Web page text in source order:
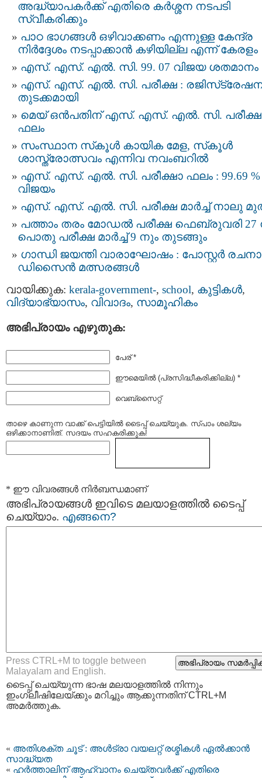
അദ്ധ്യാപകർക്ക് എതിരെ കർശ്ശന നടപടി
സ്വീകരിക്കും
പാഠ ഭാഗങ്ങള്‍ ഒഴിവാക്കണം എന്നുള്ള കേന്ദ്ര
നിര്‍ദ്ദേശം നടപ്പാക്കാന്‍ കഴിയില്ല എന്ന് കേരളം
എസ്. എസ്. എൽ. സി. 99. 07 വിജയ ശതമാനം
എസ്. എസ്. എല്‍. സി. പരീക്ഷ :
തുടക്കമായി
മെയ്‌ ഒൻപതിന്‌ എസ്. എസ്. എൽ. സി.
ഫലം
സംസ്ഥാന സ്‌കൂൾ കായിക മേള, സ്‌കൂൾ
ശാസ്ത്രോത്സവം എന്നിവ നവംബറിൽ
എസ്. എസ്. എല്‍. സി. പരീക്ഷാ ഫലം : 99.69 %
വിജയം
എസ്. എസ്. എൽ. സി. പരീക്ഷ മാർച്ച് നാലു
പത്താം തരം മോഡൽ പരീക്ഷ ഫെബ്രുവരി 27
പൊതു പരീക്ഷ മാർച്ച് 9 നും തുടങ്ങും
ഗാന്ധി ജയന്തി വാരാഘോഷം : പോസ്റ്റര്‍ രചനാ
ഡിസൈന്‍ മത്സരങ്ങള്‍
വായിക്കുക: kerala-government-, school, കുട്ടികള്‍,
വിദ്യാഭ്യാസം, വിവാദം, സാമൂഹികം
അഭിപ്രായം എഴുതുക:
പേര് *
ഈമെയില്‍ (പ്രസിദ്ധീകരിക്കില്ല) *
വെബ്സൈറ്റ്
താഴെ കാണുന്ന വാക്ക് പെട്ടിയില്‍ ടൈപ്പ്‌ ചെയ്യുക. സ്പാം ശല്യം
ഒഴിക്കാനാണിത്. സദയം സഹകരിക്കുക!
* ഈ വിവരങ്ങള്‍ നിര്‍ബന്ധമാണ്
അഭിപ്രായങ്ങള്‍ ഇവിടെ മലയാളത്തില്‍ ടൈപ്പ്
ചെയ്യാം. എങ്ങനെ?
Press CTRL+M to toggle between
Malayalam and English.
ടൈപ്പ്‌ ചെയ്യുന്ന ഭാഷ മലയാളത്തില്‍ നിന്നും
ഇംഗ്ലീഷിലേയ്ക്കും മറിച്ചും ആക്കുന്നതിന് CTRL+M
അമര്‍ത്തുക.
« അതിശക്ത ചൂട് : അള്‍ട്രാ വയലറ്റ് രശ്മികള്‍ ഏല്‍ക്കാന്‍
സാദ്ധ്യത
« ഹര്‍ത്താലിന് ആഹ്വാനം ചെയ്തവര്‍ക്ക് എതിരെ